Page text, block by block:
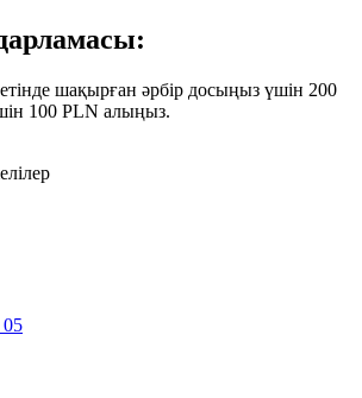
шақырған әрбір досыңыз үшін 200
100 PLN алыңыз.
05